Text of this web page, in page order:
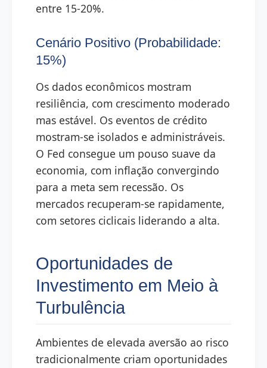
entre 15-20%.
Cenário Positivo (Probabilidade:
15%)
Os dados econômicos mostram
resiliência, com crescimento moderado
mas estável. Os eventos de crédito
mostram-se isolados e administráveis.
O Fed consegue um pouso suave da
economia, com inflação convergindo
para a meta sem recessão. Os
mercados recuperam-se rapidamente,
com setores ciclicais liderando a alta.
Oportunidades de
Investimento em Meio à
Turbulência
Ambientes de elevada aversão ao risco
tradicionalmente criam oportunidades